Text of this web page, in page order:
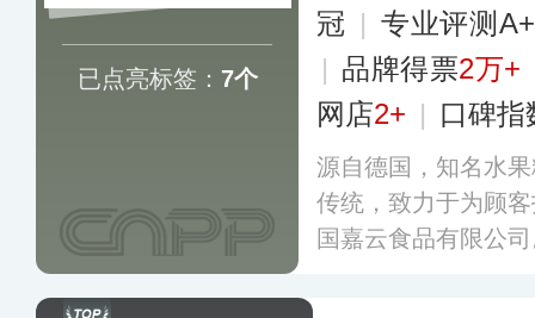
已点亮标签： 7个
冠 | 专业评测
| 品牌得票2万+
网店2+ | 口碑指
源自德国，知名水
传统，致力于为顾
国嘉云食品有限公